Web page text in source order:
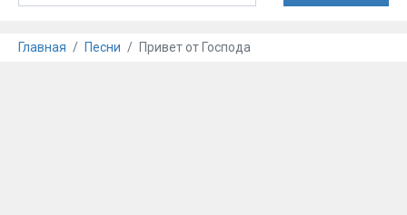
Главная Песни Привет от Господа